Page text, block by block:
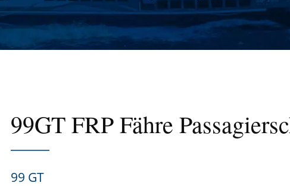
99GT FRP Fähre
99 GT